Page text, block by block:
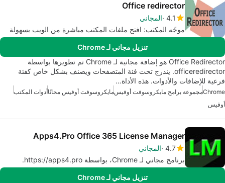
Office redirector
4.1 المجاني
موجّه المكتب: افتح ملفات المكتب مباشرة من الويب بسهولة
تنزيل مجاني لـ Chrome
Office Redirector هو إضافة مجانية لـ Chrome تم تطويرها بواسطة
officeredirector. يندرج تحت فئة المتصفحات ويصنف بشكل خاص كفئة
فرعية للإضافات والأدوات. هذه الأداة…
Chromeمجموعة برامج مايكروسوفت أوفيسمايكروسوفت أوفيس مجانًاأدوات المكتب
أوفيس
Apps4.Pro Office 365 License Manager
4.7 المجاني
برنامج مجاني لـ Chrome، بواسطة https://apps4.pro.
تنزيل مجاني لـ Chrome